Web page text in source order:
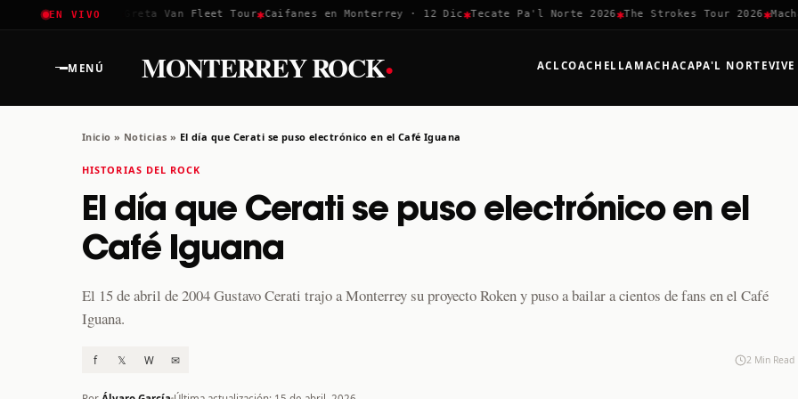
EN VIVO
2026✱Greta Van Fleet Tour ✱Caifanes en Monterrey · 12 Dic✱ Tecate Pa'l Norte 2026 ✱The Strokes Tour 2026 ✱Machaca
MENÚ MONTERREY ROCK· ACLCOACHELLA MACHACAPA'L NORTE
Inicio » Noticias » El día que Cerati se puso electrónico en el Café Iguana
HISTORIAS DEL ROCK
El día que Cerati se puso electrónico en el
Café Iguana
El 15 de abril de 2004 Gustavo Cerati trajo a Monterrey su proyecto Roken y puso a bailar a cientos de fans en el Café
Iguana.
f 𝕏 W ✉ 2 Min Read